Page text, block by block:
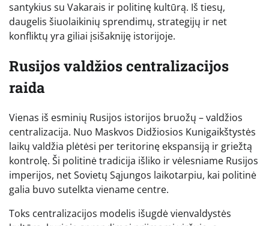
santykius su Vakarais ir politinę kultūrą. Iš tiesų,
daugelis šiuolaikinių sprendimų, strategijų ir net
konfliktų yra giliai įsišakniję istorijoje.
Rusijos valdžios centralizacijos
raida
Vienas iš esminių Rusijos istorijos bruožų – valdžios
centralizacija. Nuo Maskvos Didžiosios Kunigaikštystės
laikų valdžia plėtėsi per teritorinę ekspansiją ir griežtą
kontrolę. Ši politinė tradicija išliko ir vėlesniame Rusijos
imperijos, net Sovietų Sąjungos laikotarpiu, kai politinė
galia buvo sutelkta viename centre.
Toks centralizacijos modelis išugdė vienvaldystės